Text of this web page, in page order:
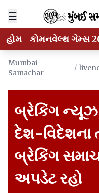
☰
હોમ કોમનવેલ્થ ગેમ્સ
Mumbai
Samachar
/
બ્રેકિંગ
દેશ-
બ્રેકિંગ
અપડેટ રહો